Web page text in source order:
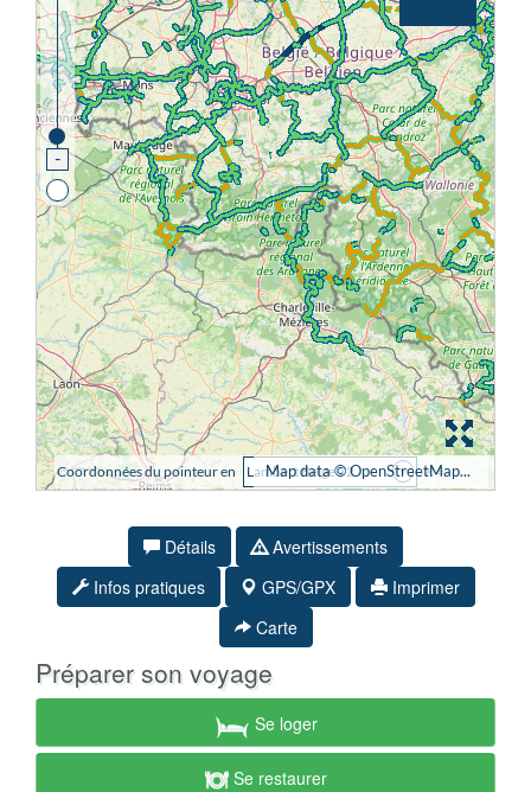
Détails
Avertissements
Infos pratiques
GPS/GPX
Imprimer
Carte
Préparer son voyage
Se loger
Se restaurer